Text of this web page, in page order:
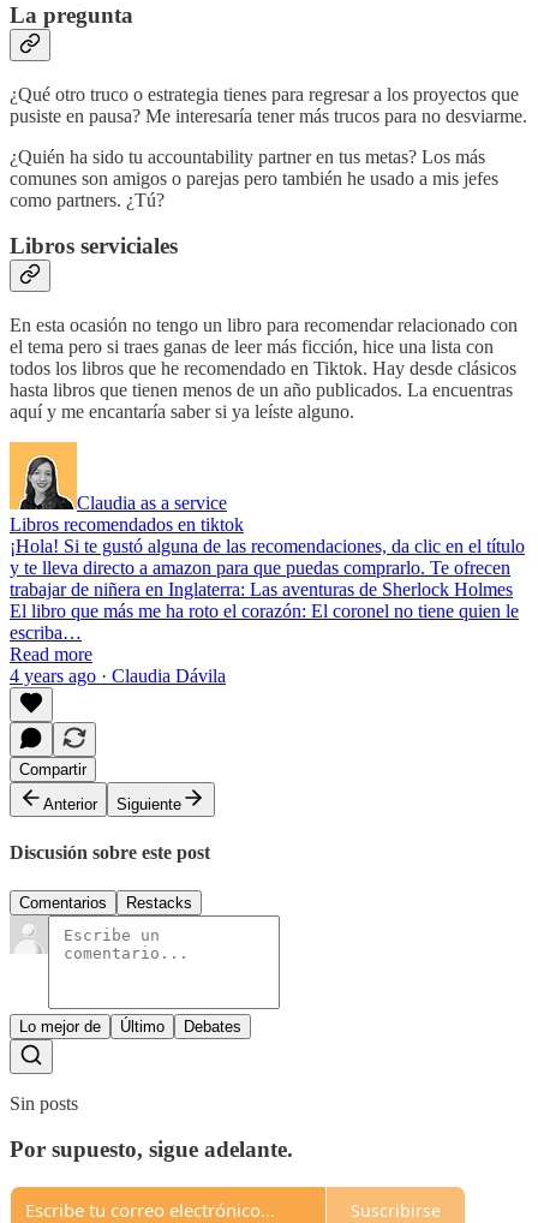
La pregunta
¿Qué otro truco o estrategia tienes para regresar a los proyectos que
pusiste en pausa? Me interesaría tener más trucos para no desviarme.
¿Quién ha sido tu accountability partner en tus metas? Los más
comunes son amigos o parejas pero también he usado a mis jefes
como partners. ¿Tú?
Libros serviciales
En esta ocasión no tengo un libro para recomendar relacionado con
el tema pero si traes ganas de leer más ficción, hice una lista con
todos los libros que he recomendado en Tiktok. Hay desde clásicos
hasta libros que tienen menos de un año publicados. La encuentras
aquí y me encantaría saber si ya leíste alguno.
Claudia as a service
Libros recomendados en tiktok
¡Hola! Si te gustó alguna de las recomendaciones, da clic en el título
y te lleva directo a amazon para que puedas comprarlo. Te ofrecen
trabajar de niñera en Inglaterra: Las aventuras de Sherlock Holmes
El libro que más me ha roto el corazón: El coronel no tiene quien le
escriba…
Read more
4 years ago · Claudia Dávila
Compartir
Anterior
Siguiente
Discusión sobre este post
Comentarios Restacks
Lo mejor de Último Debates
Sin posts
Por supuesto, sigue adelante.
Suscribirse